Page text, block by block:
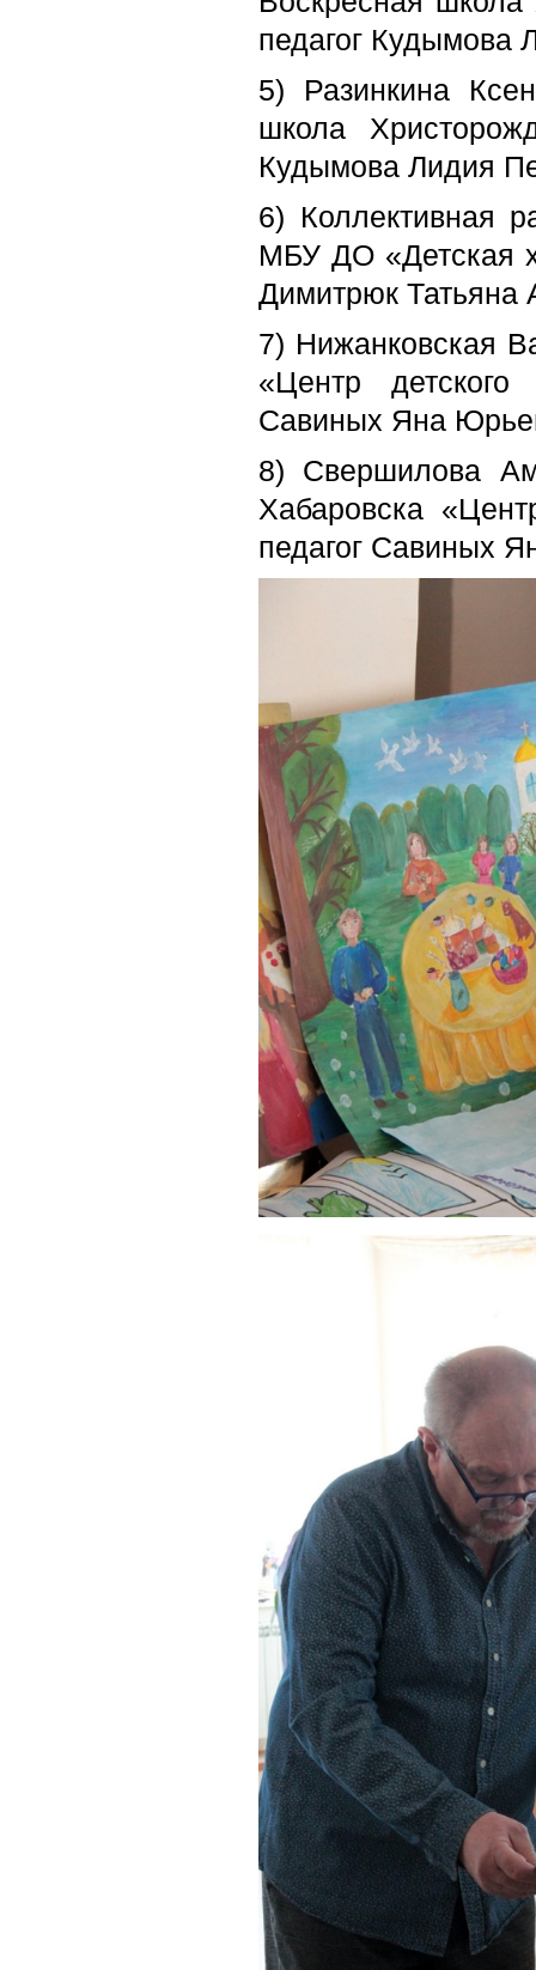
педагог Кудымова
5) Разинкина
школа
Кудымова Лидия
6) Коллективная
МБУ ДО «Детская
Димитрюк Татьяна
7) Нижанковская
«Центр
Савиных Яна
8) Свершилова
Хабаровска
педагог Савиных